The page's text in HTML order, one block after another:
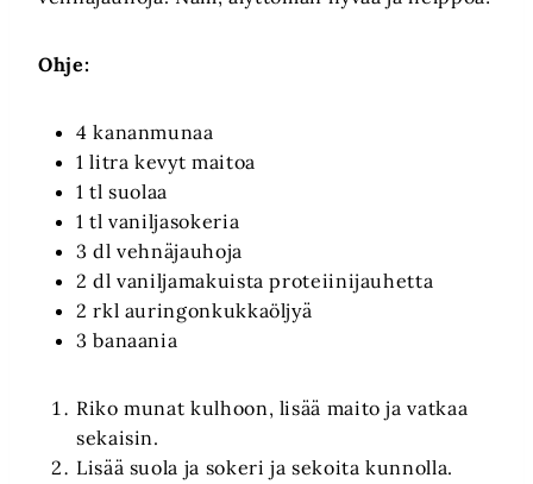
Ohje:
4 kananmunaa
1 litra kevyt maitoa
1 tl suolaa
1 tl vaniljasokeria
3 dl vehnäjauhoja
2 dl vaniljamakuista proteiinijauhetta
2 rkl auringonkukkaöljyä
3 banaania
Riko munat kulhoon, lisää maito ja vatkaa
sekaisin.
Lisää suola ja sokeri ja sekoita kunnolla.